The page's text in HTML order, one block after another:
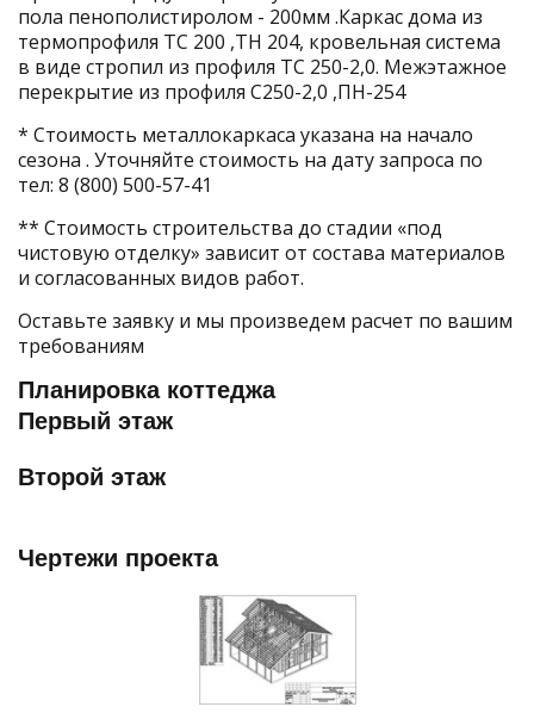
пола пенополистиролом - 200мм .Каркас дома из
термопрофиля ТС 200 ,ТН 204, кровельная система
в виде стропил из профиля ТС 250-2,0. Межэтажное
перекрытие из профиля С250-2,0 ,ПН-254
* Стоимость металлокаркаса указана на начало
сезона . Уточняйте стоимость на дату запроса по
тел: 8 (800) 500-57-41
** Стоимость строительства до стадии «под
чистовую отделку» зависит от состава материалов
и согласованных видов работ.
Оставьте заявку и мы произведем расчет по вашим
требованиям
Планировка коттеджа
Первый этаж
Второй этаж
Чертежи проекта